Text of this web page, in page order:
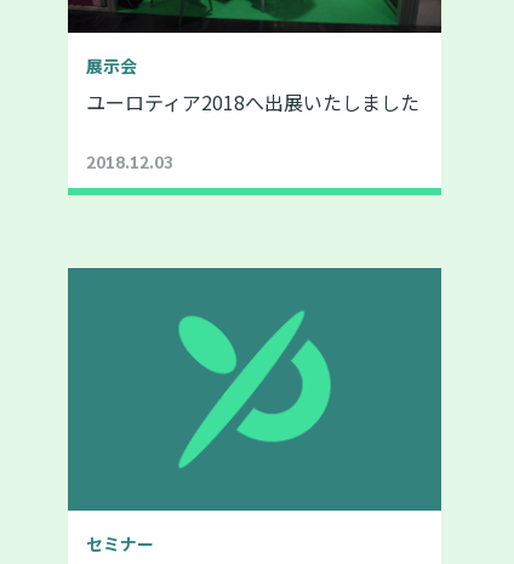
展示会
ユーロティア2018へ出展いたしました
2018.12.03
セミナー